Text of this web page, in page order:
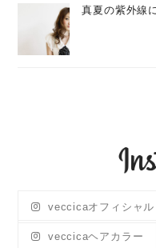
真夏の紫外線
veccicaオフィシャル
veccicaヘアカラー